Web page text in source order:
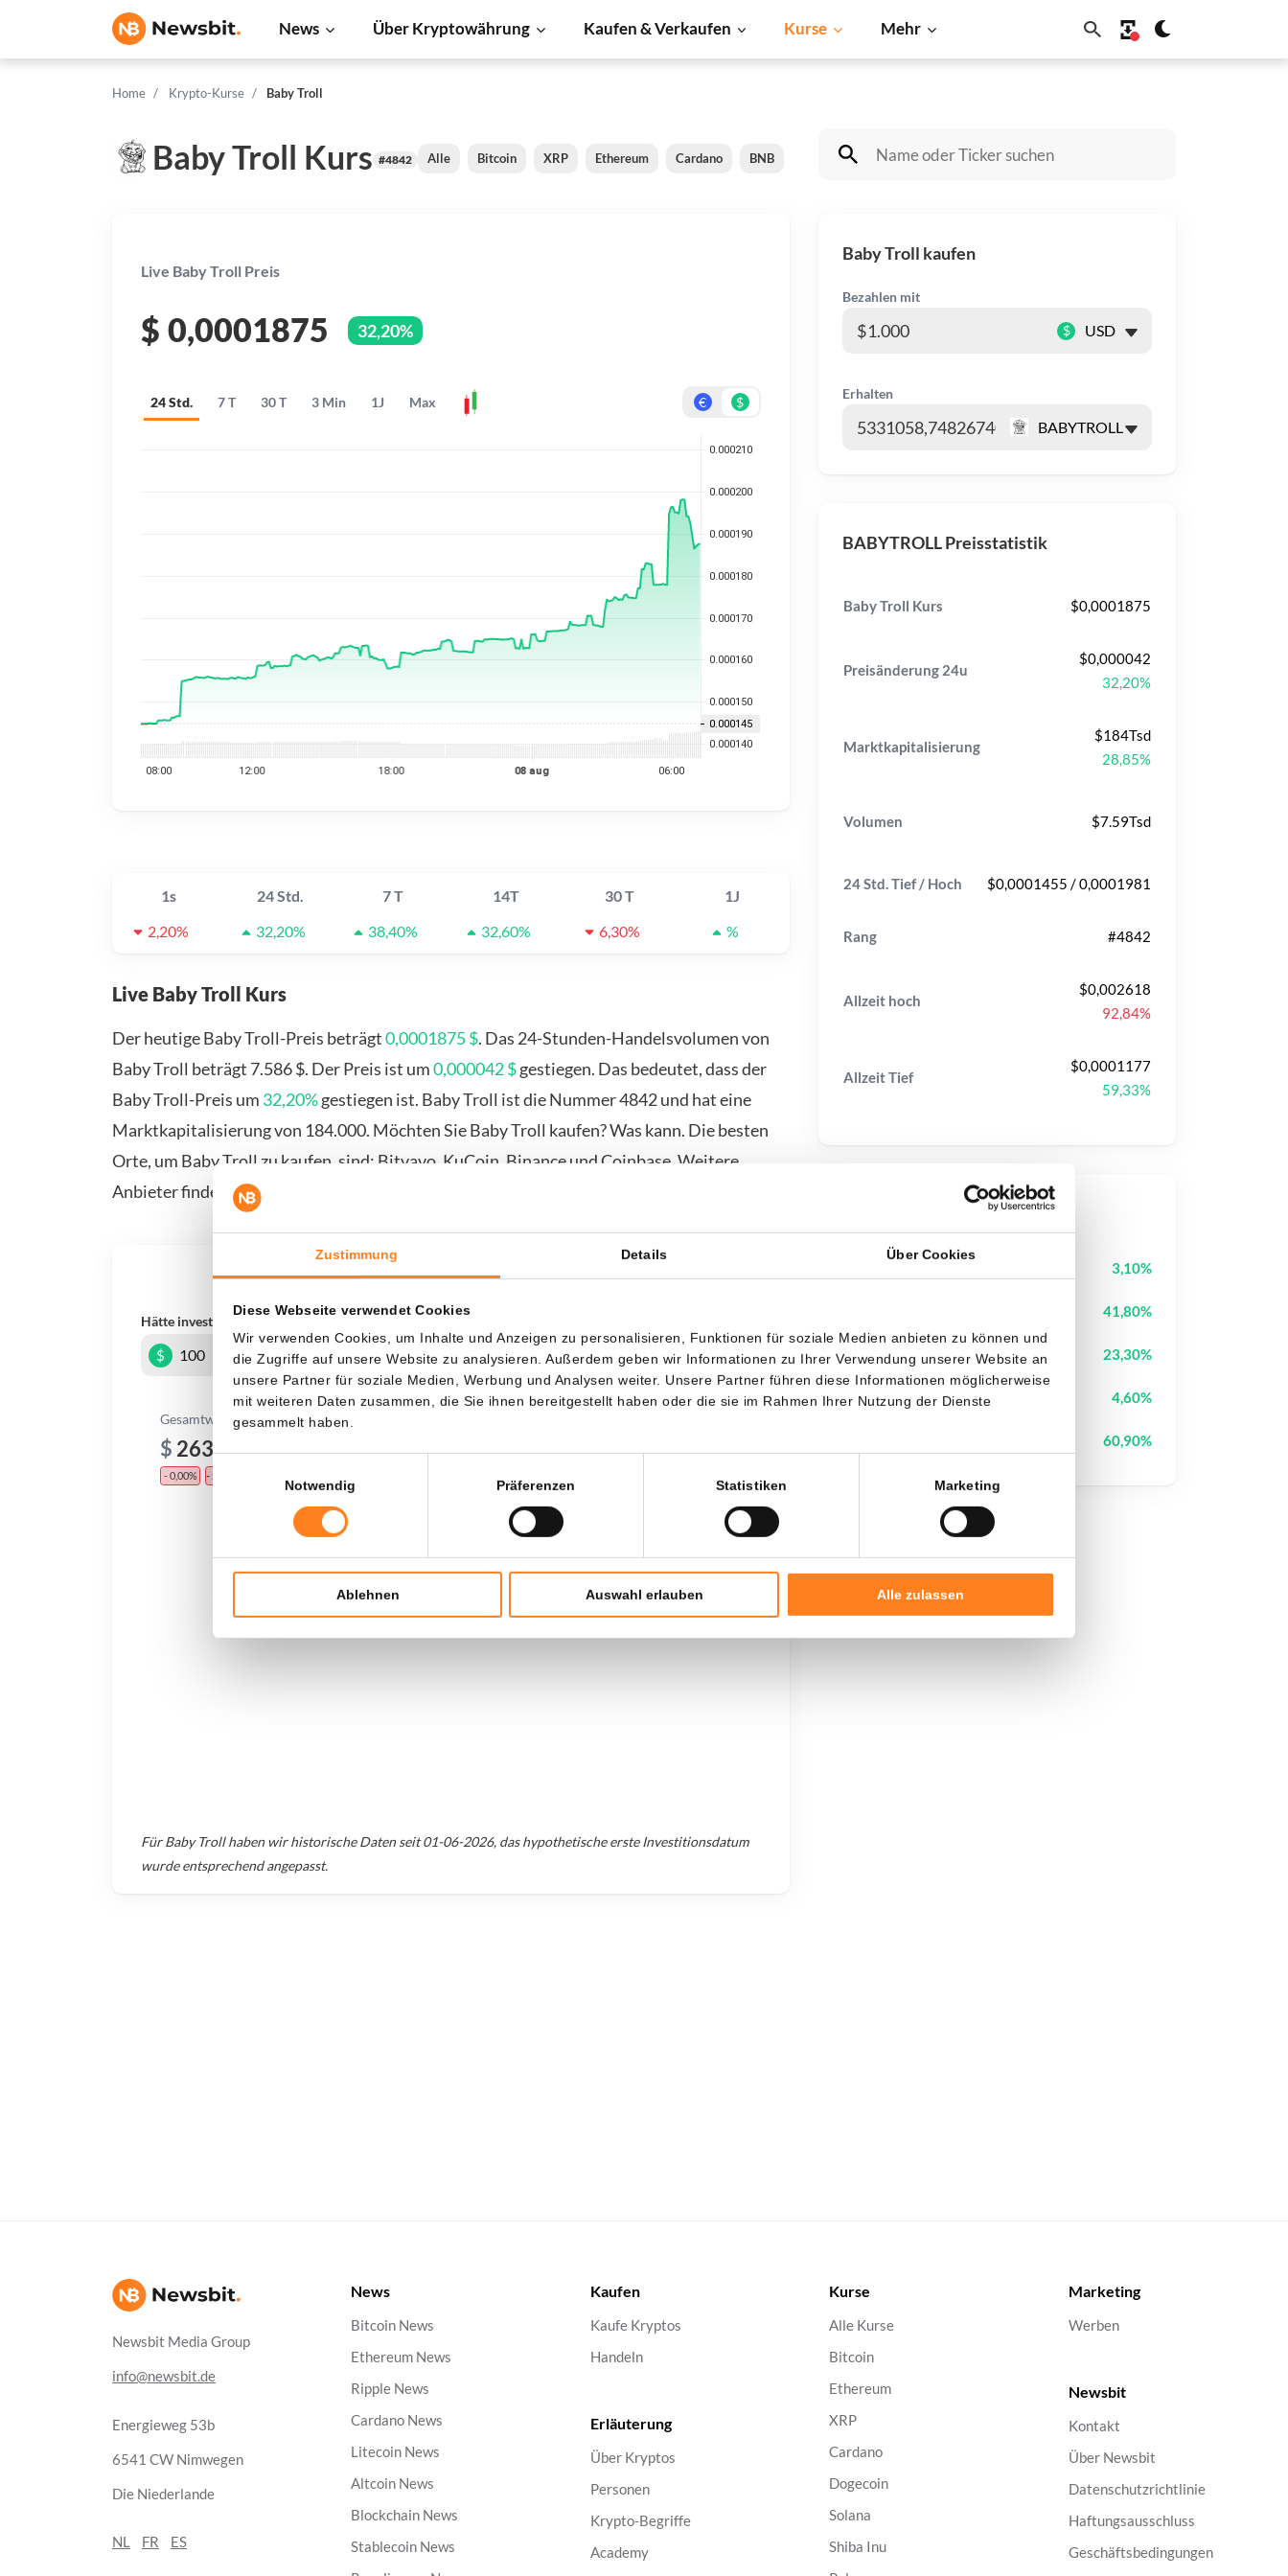
Zustimmung Details Über Cookies
Diese Webseite verwendet Cookies
Wir verwenden Cookies, um Inhalte und Anzeigen zu personalisieren, Funktionen für soziale Medien anbieten zu können und
die Zugriffe auf unsere Website zu analysieren. Außerdem geben wir Informationen zu Ihrer Verwendung unserer Website an
unsere Partner für soziale Medien, Werbung und Analysen weiter. Unsere Partner führen diese Informationen möglicherweise
mit weiteren Daten zusammen, die Sie ihnen bereitgestellt haben oder die sie im Rahmen Ihrer Nutzung der Dienste
gesammelt haben.
Einwilligungsauswahl
Notwendig
Präferenzen Statistiken Marketing
Ablehnen Auswahl erlauben Alle zulassen
News Über Kryptowährung Kaufen & Verkaufen Kurse Mehr
Home Krypto-Kurse Baby Troll
Baby Troll Kurs #4842 Alle Bitcoin XRP Ethereum Cardano BNB Dogecoin Litecoin Shiba Inu Solana
Live Baby Troll Preis
$ 0,0001875 32,20%
24 Std. 7 T 30 T 3 Min 1J Max € $
1s 24 Std. 7 T 14T 30 T
1J
2,20%
32,20% 38,40% 32,60% 6,30% %
Live Baby Troll Kurs
Der heutige Baby Troll-Preis beträgt0,0001875 $. Das 24-Stunden-Handelsvolumen von
Baby Troll beträgt 7.586 $. Der Preis ist um0,000042 $gestiegen. Das bedeutet, dass der
Baby Troll-Preis um 32,20%gestiegen ist. Baby Troll ist die Nummer 4842 und hat eine
Marktkapitalisierung von 184.000. Möchten Sie Baby Troll kaufen? Was kann. Die besten
Orte, um Baby Troll zu kaufen, sind: Bitvavo, KuCoin, Binance und Coinbase. Weitere
Anbieter finden Sie auf unserer Kauf-/Verkaufsseite.
Was, wenn ich...?
Hätte investiert
$
Gesamtwert
$ 263,63
- 0,00% - $ 36,37
FürBaby Trollhaben wir historische Daten seit01-06-2026, das hypothetische erste Investitionsdatum
wurde entsprechend angepasst.
Baby Troll kaufen
Bezahlen mit
$
Erhalten
BABYTROLL Preisstatistik
Baby Troll Kurs $0,0001875
Preisänderung 24u
$0,000042
32,20%
Marktkapitalisierung
$184Tsd
28,85%
Volumen $7.59Tsd
24 Std. Tief / Hoch $0,0001455 / 0,0001981
Rang #4842
Allzeit hoch
$0,002618
92,84%
AllzeitTief
$0,0001177
59,33%
3,10%
41,80%
Wiki Cat WKC 23,30%
Canton CC 4,60%
60,90%
Newsbit Media Group
info@newsbit.de
Energieweg 53b
6541 CW Nimwegen
Die Niederlande
NL FR ES
News
Bitcoin News
Ethereum News
Ripple News
Cardano News
Litecoin News
Altcoin News
Blockchain News
Stablecoin News
Kaufen
Kaufe Kryptos
Handeln
Erläuterung
Über Kryptos
Personen
Krypto-Begriffe
Academy
Kurse
Alle Kurse
Bitcoin
Ethereum
XRP
Cardano
Dogecoin
Solana
Shiba Inu
Marketing
Werben
Newsbit
Kontakt
Über Newsbit
Datenschutzrichtlinie
Haftungsausschluss
Geschäftsbedingungen